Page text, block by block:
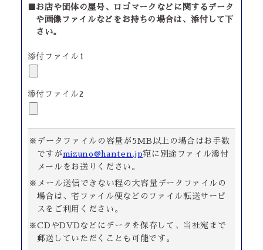
■お店や団体の屋号、ロゴマークなどに関するデータ
や画像ファイルなどをお持ちの場合は、添付して下
さい。
添付ファイル1
添付ファイル2
※データファイルの容量が5MB以上の場合はお手数
ですがmizuno@hanten.jp宛に別途ファイル添付
メールをお送りください。
※メール送信できない程の大容量データファイルの
場合は、宅ファイル便などのファイル転送サービ
スをご利用ください。
※CDやDVDなどにデータを保存して、当社宛まで
郵送していただくことも可能です。